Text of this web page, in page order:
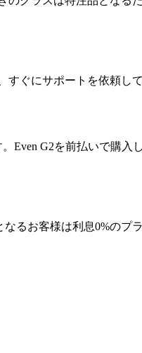
ぐにサポートを依頼して
Even G2を前払いで購
るお客様は利息0%の